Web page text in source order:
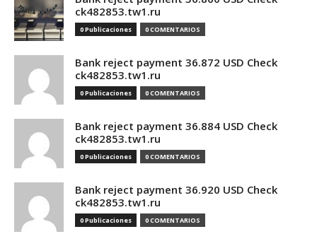
ck482853.tw1.ru
0 Publicaciones 0 COMENTARIOS
Bank reject payment 36.872 USD Check
ck482853.tw1.ru
0 Publicaciones 0 COMENTARIOS
Bank reject payment 36.884 USD Check
ck482853.tw1.ru
0 Publicaciones 0 COMENTARIOS
Bank reject payment 36.920 USD Check
ck482853.tw1.ru
0 Publicaciones 0 COMENTARIOS